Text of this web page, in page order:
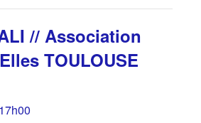
// Association
TOULOUSE
17h00